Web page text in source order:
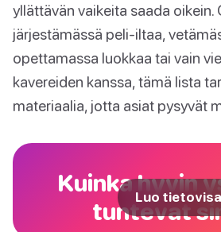
yllättävän vaikeita saada oikein.
järjestämässä peli-iltaa,
opettamassa luokkaa tai vain
kavereiden kanssa, tämä lista
materiaalia, jotta asiat pysyvät
Kuinka hyvin
tuntevat
Luo tietovisa